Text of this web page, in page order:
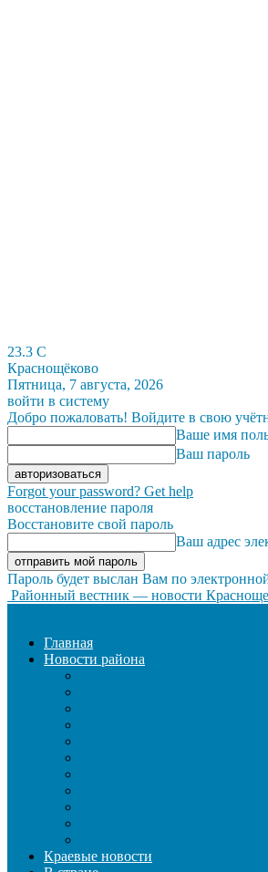
23.3 C
Краснощёково
Пятница, 7 августа, 2026
войти в систему
Добро пожаловать! Войдите в свою
Ваше имя
Ваш пароль
Forgot your password? Get help
восстановление пароля
Восстановите свой пароль
Ваш адрес
Пароль будет выслан Вам по
Районный вестник — новости
Главная
Новости района
Краевые новости